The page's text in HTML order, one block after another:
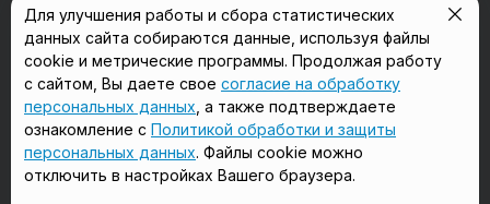
в Сергиевом Посаде в Люберцах
в Красногорске в Королёве
в Домодедово в Щёлково
Мы в соцсетях
Для улучшения работы и сбора статистических
данных сайта собираются данные, используя файлы
cookie и метрические программы. Продолжая работу
с сайтом, Вы даете свое согласие на обработку
персональных данных , а также подтверждаете
ознакомление с Политикой обработки и защиты
персональных данных. Файлы cookie можно
отключить в настройках Вашего браузера.